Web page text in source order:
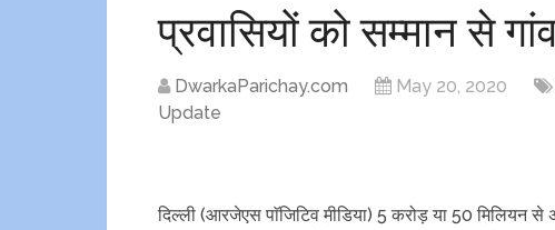
प्रवासियों को सम्मान से
DwarkaParichay.com May 20, 2020
Update
दिल्ली (आरजेएस पाॅजिटिव मीडिया) 5 करोड़ या 50 मिलियन